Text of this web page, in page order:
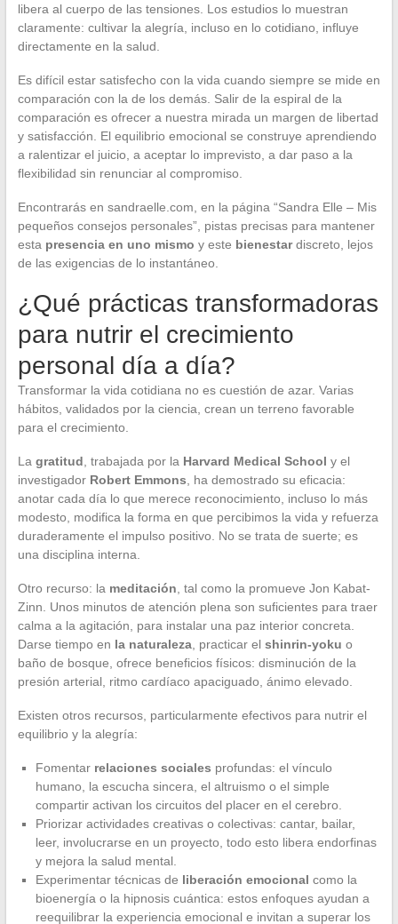
libera al cuerpo de las tensiones. Los estudios lo muestran
claramente: cultivar la alegría, incluso en lo cotidiano, influye
directamente en la salud.
Es difícil estar satisfecho con la vida cuando siempre se mide en
comparación con la de los demás. Salir de la espiral de la
comparación es ofrecer a nuestra mirada un margen de libertad
y satisfacción. El equilibrio emocional se construye aprendiendo
a ralentizar el juicio, a aceptar lo imprevisto, a dar paso a la
flexibilidad sin renunciar al compromiso.
Encontrarás en sandraelle.com, en la página “Sandra Elle – Mis
pequeños consejos personales”, pistas precisas para mantener
esta presencia en uno mismo y este bienestardiscreto, lejos
de las exigencias de lo instantáneo.
¿Qué prácticas transformadoras
para nutrir el crecimiento
personal día a día?
Transformar la vida cotidiana no es cuestión de azar. Varias
hábitos, validados por la ciencia, crean un terreno favorable
para el crecimiento.
La gratitud , trabajada por la Harvard Medical School y el
investigador Robert Emmons , ha demostrado su eficacia:
anotar cada día lo que merece reconocimiento, incluso lo más
modesto, modifica la forma en que percibimos la vida y refuerza
duraderamente el impulso positivo. No se trata de suerte; es
una disciplina interna.
Otro recurso: la meditación , tal como la promueve Jon Kabat-
Zinn. Unos minutos de atención plena son suficientes para traer
calma a la agitación, para instalar una paz interior concreta.
Darse tiempo en la naturaleza, practicar el shinrin-yoku o
baño de bosque, ofrece beneficios físicos: disminución de la
presión arterial, ritmo cardíaco apaciguado, ánimo elevado.
Existen otros recursos, particularmente efectivos para nutrir el
equilibrio y la alegría:
Fomentar relaciones sociales profundas: el vínculo
humano, la escucha sincera, el altruismo o el simple
compartir activan los circuitos del placer en el cerebro.
Priorizar actividades creativas o colectivas: cantar, bailar,
leer, involucrarse en un proyecto, todo esto libera endorfinas
y mejora la salud mental.
Experimentar técnicas de liberación emocional como la
bioenergía o la hipnosis cuántica: estos enfoques ayudan a
reequilibrar la experiencia emocional e invitan a superar los